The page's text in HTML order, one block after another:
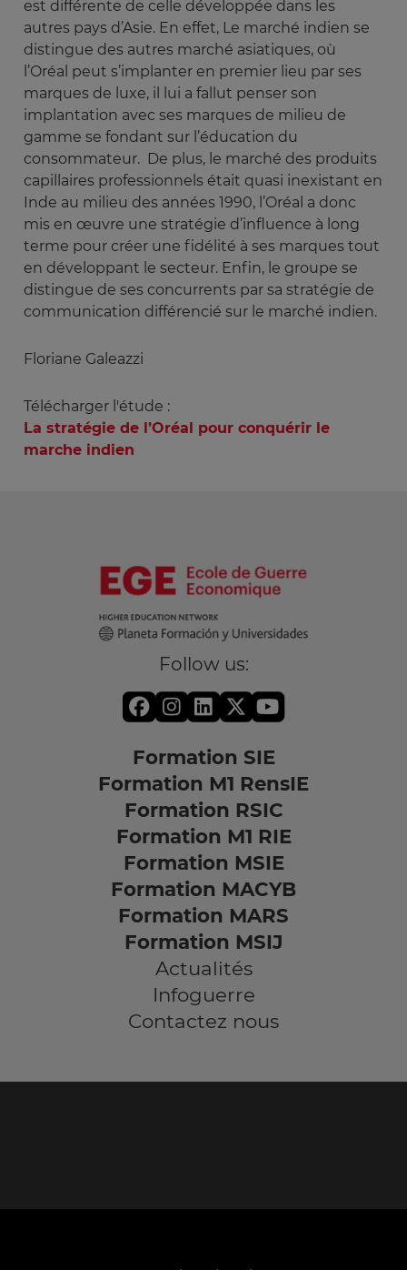
est différente de celle développée dans les
autres pays d’Asie. En effet, Le marché indien se
distingue des autres marché asiatiques, où
l’Oréal peut s’implanter en premier lieu par ses
marques de luxe, il lui a fallut penser son
implantation avec ses marques de milieu de
gamme se fondant sur l’éducation du
consommateur. De plus, le marché des produits
capillaires professionnels était quasi inexistant en
Inde au milieu des années 1990, l’Oréal a donc
mis en œuvre une stratégie d’influence à long
terme pour créer une fidélité à ses marques tout
en développant le secteur. Enfin, le groupe se
distingue de ses concurrents par sa stratégie de
communication différencié sur le marché indien.
Floriane Galeazzi
Télécharger l'étude :
La stratégie de l’Oréal pour conquérir le
marche indien
Follow us:
Formation SIE
Formation M1 RensIE
Formation RSIC
Formation M1 RIE
Formation MSIE
Formation MACYB
Formation MARS
Formation MSIJ
Actualités
Infoguerre
Contactez nous